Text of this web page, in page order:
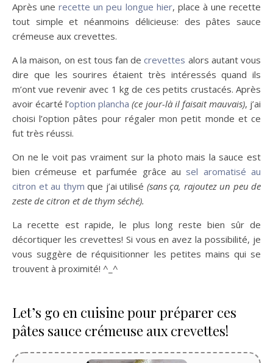
Après unerecette un peu longue hier, place à une recette
tout simple et néanmoins délicieuse: des pâtes sauce
crémeuse aux crevettes.
A la maison, on est tous fan decrevettes alors autant vous
dire que les sourires étaient très intéressés quand ils
m’ont vue revenir avec 1 kg de ces petits crustacés. Après
avoir écarté l’option plancha (ce jour-là il faisait mauvais), j’ai
choisi l’option pâtes pour régaler mon petit monde et ce
fut très réussi.
On ne le voit pas vraiment sur la photo mais la sauce est
bien crémeuse et parfumée grâce au sel aromatisé au
citron et au thym que j’ai utilisé (sans ça, rajoutez un peu de
zeste de citron et de thym séché).
La recette est rapide, le plus long reste bien sûr de
décortiquer les crevettes! Si vous en avez la possibilité, je
vous suggère de réquisitionner les petites mains qui se
trouvent à proximité! ^_^
Let’s go en cuisine pour préparer ces
pâtes sauce crémeuse aux crevettes!